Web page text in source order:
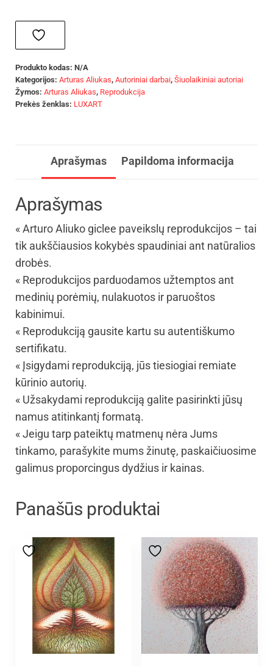
Produkto kodas: N/A
Kategorijos: Arturas Aliukas, Autoriniai darbai, Šiuolaikiniai autoriai
Žymos: Arturas Aliukas, Reprodukcija
Prekės ženklas: LUXART
Aprašymas Papildoma informacija
Aprašymas
« Arturo Aliuko giclee paveikslų reprodukcijos – tai
tik aukščiausios kokybės spaudiniai ant natūralios
drobės.
« Reprodukcijos parduodamos užtemptos ant
medinių porėmių, nulakuotos ir paruoštos
kabinimui.
« Reprodukciją gausite kartu su autentiškumo
sertifikatu.
« Įsigydami reprodukciją, jūs tiesiogiai remiate
kūrinio autorių.
« Užsakydami reprodukciją galite pasirinkti jūsų
namus atitinkantį formatą.
« Jeigu tarp pateiktų matmenų nėra Jums
tinkamo, parašykite mums žinutę, paskaičiuosime
galimus proporcingus dydžius ir kainas.
Panašūs produktai